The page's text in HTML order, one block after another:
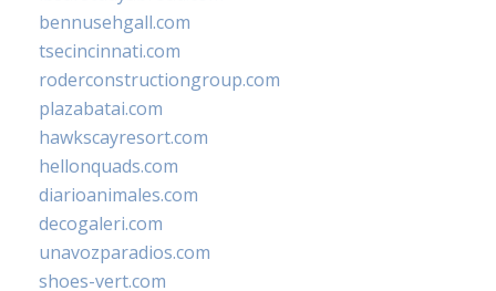
bennusehgall.com
tsecincinnati.com
roderconstructiongroup.com
plazabatai.com
hawkscayresort.com
hellonquads.com
diarioanimales.com
decogaleri.com
unavozparadios.com
shoes-vert.com